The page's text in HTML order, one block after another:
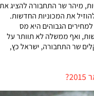
מיהר שר התחבורה להציג את
את המכוניות החדשות.
הגבוהים היא מס
ואף ממשלה לא תוותר על
שר התחבורה, ישראל כץ,